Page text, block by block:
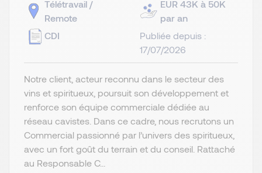
Télétravail /
Remote
CDI
EUR 43K à 50K
par an
Publiée depuis :
17/07/2026
Notre client, acteur reconnu dans le secteur des
vins et spiritueux, poursuit son développement et
renforce son équipe commerciale dédiée au
réseau cavistes. Dans ce cadre, nous recrutons un
Commercial passionné par l’univers des spiritueux,
avec un fort goût du terrain et du conseil. Rattaché
au Responsable C...